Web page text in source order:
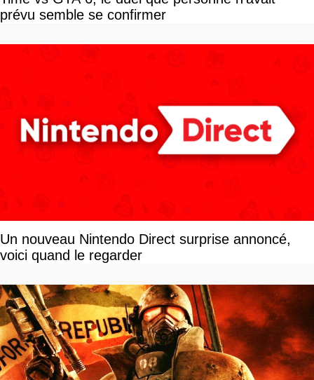
prévu semble se confirmer
Un nouveau Nintendo Direct surprise annoncé,
voici quand le regarder